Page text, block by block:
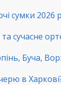
сумки 2026
сучасне
Буча,
в